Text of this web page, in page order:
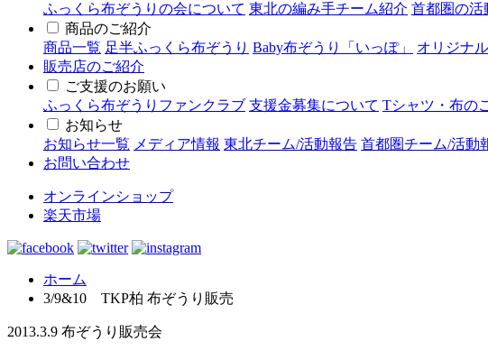
ふっくら布ぞうりの会について 東北の編み手チーム紹介 首都圏の活
商品のご紹介
商品一覧 足半ふっくら布ぞうり Baby布ぞうり「いっぽ」
オリジナ
販売店のご紹介
ご支援のお願い
ふっくら布ぞうりファンクラブ 支援金募集について Tシャツ・布の
お知らせ
お知らせ一覧 メディア情報 東北チーム/活動報告 首都圏チーム/活動
お問い合わせ
オンラインショップ
楽天市場
ホーム
3/9&10 TKP柏 布ぞうり販売
2013.3.9 布ぞうり販売会